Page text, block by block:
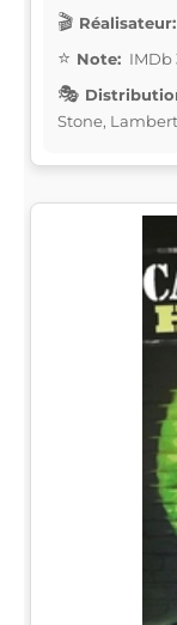
Réalisateur:
Note: IMDb
Stone,